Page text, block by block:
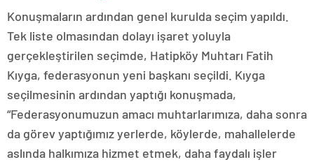
Konuşmaların ardından genel kurulda seçim yapıldı.
Tek liste olmasından dolayı işaret yoluyla
gerçekleştirilen seçimde, Hatipköy Muhtarı Fatih
Kıyga, federasyonun yeni başkanı seçildi. Kıyga
seçilmesinin ardından yaptığı konuşmada,
“Federasyonumuzun amacı muhtarlarımıza, daha sonra
da görev yaptığımız yerlerde, köylerde, mahallelerde
aslında halkımıza hizmet etmek, daha faydalı işler